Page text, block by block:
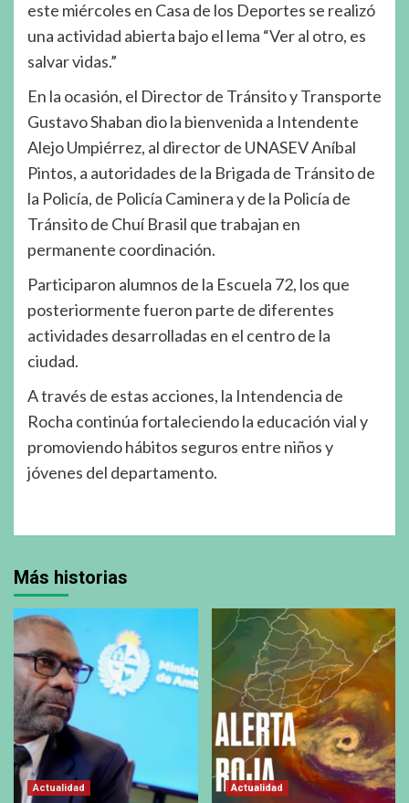
este miércoles en Casa de los Deportes se realizó
una actividad abierta bajo el lema “Ver al otro, es
salvar vidas.”
En la ocasión, el Director de Tránsito y Transporte
Gustavo Shaban dio la bienvenida a Intendente
Alejo Umpiérrez, al director de UNASEV Aníbal
Pintos, a autoridades de la Brigada de Tránsito de
la Policía, de Policía Caminera y de la Policía de
Tránsito de Chuí Brasil que trabajan en
permanente coordinación.
Participaron alumnos de la Escuela 72, los que
posteriormente fueron parte de diferentes
actividades desarrolladas en el centro de la
ciudad.
A través de estas acciones, la Intendencia de
Rocha continúa fortaleciendo la educación vial y
promoviendo hábitos seguros entre niños y
jóvenes del departamento.
Más historias
Actualidad Actualidad